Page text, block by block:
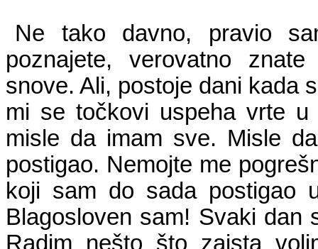
Ne tako davno, pravio
poznajete, verovatno
snove. Ali, postoje dani kada
mi se točkovi uspeha vrte
misle da imam sve. Misle
postigao. Nemojte me
koji sam do sada postigao
Blagosloven sam! Svaki dan
Radim nešto što zaista